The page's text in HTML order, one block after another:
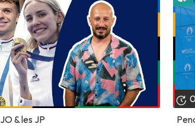
& les JP